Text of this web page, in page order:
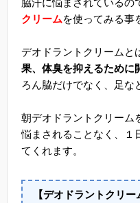
脇汗に悩まされているの
クリームを使ってみる事
デオドラントクリームと
果、体臭を抑えるために
ろん脇だけでなく、足な
朝デオドラントクリーム
悩まされることなく、１
てくれます。
【デオドラントクリー